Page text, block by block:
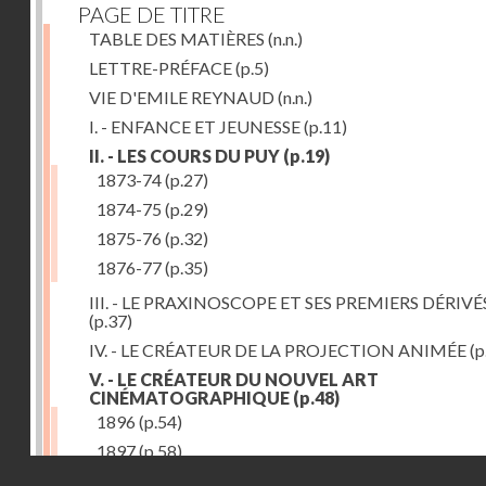
PAGE DE TITRE
TABLE DES MATIÈRES (n.n.)
LETTRE-PRÉFACE(p.5)
VIE D'EMILE REYNAUD (n.n.)
I. - ENFANCE ET JEUNESSE(p.11)
II. - LES COURS DU PUY (p.19)
1873-74(p.27)
1874-75 (p.29)
1875-76 (p.32)
1876-77(p.35)
III. - LE PRAXINOSCOPE ET SES PREMIERS
(p.37)
IV. - LE CRÉATEUR DE LA PROJECTION ANIMÉE
V. - LE CRÉATEUR DU NOUVEL ART
CINÉMATOGRAPHIQUE (p.48)
1896 (p.54)
1897(p.58)